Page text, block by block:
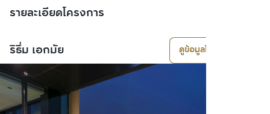
รายละเอียดโครงการ
ริธึ่ม เอกมัย ดูข้อมูลโครงการ